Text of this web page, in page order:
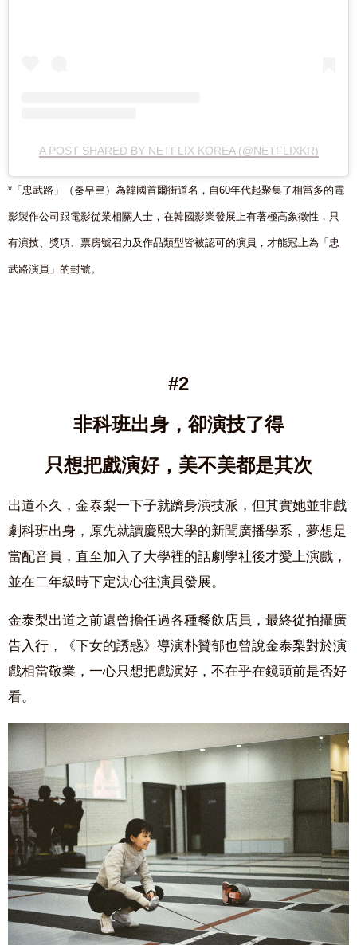
A POST SHARED BY NETFLIX KOREA (@NETFLIXKR)
*「忠武路」（충무로）為韓國首爾街道名，自60年代起聚集了相當多的電
影製作公司跟電影從業相關人士，在韓國影業發展上有著極高象徵性，只
有演技、獎項、票房號召力及作品類型皆被認可的演員，才能冠上為「忠
武路演員」的封號。
#2
非科班出身，卻演技了得
只想把戲演好，美不美都是其次
出道不久，金泰梨一下子就躋身演技派，但其實她並非戲
劇科班出身，原先就讀慶熙大學的新聞廣播學系，夢想是
當配音員，直至加入了大學裡的話劇學社後才愛上演戲，
並在二年級時下定決心往演員發展。
金泰梨出道之前還曾擔任過各種餐飲店員，最終從拍攝廣
告入行，《下女的誘惑》導演朴贊郁也曾說金泰梨對於演
戲相當敬業，一心只想把戲演好，不在乎在鏡頭前是否好
看。